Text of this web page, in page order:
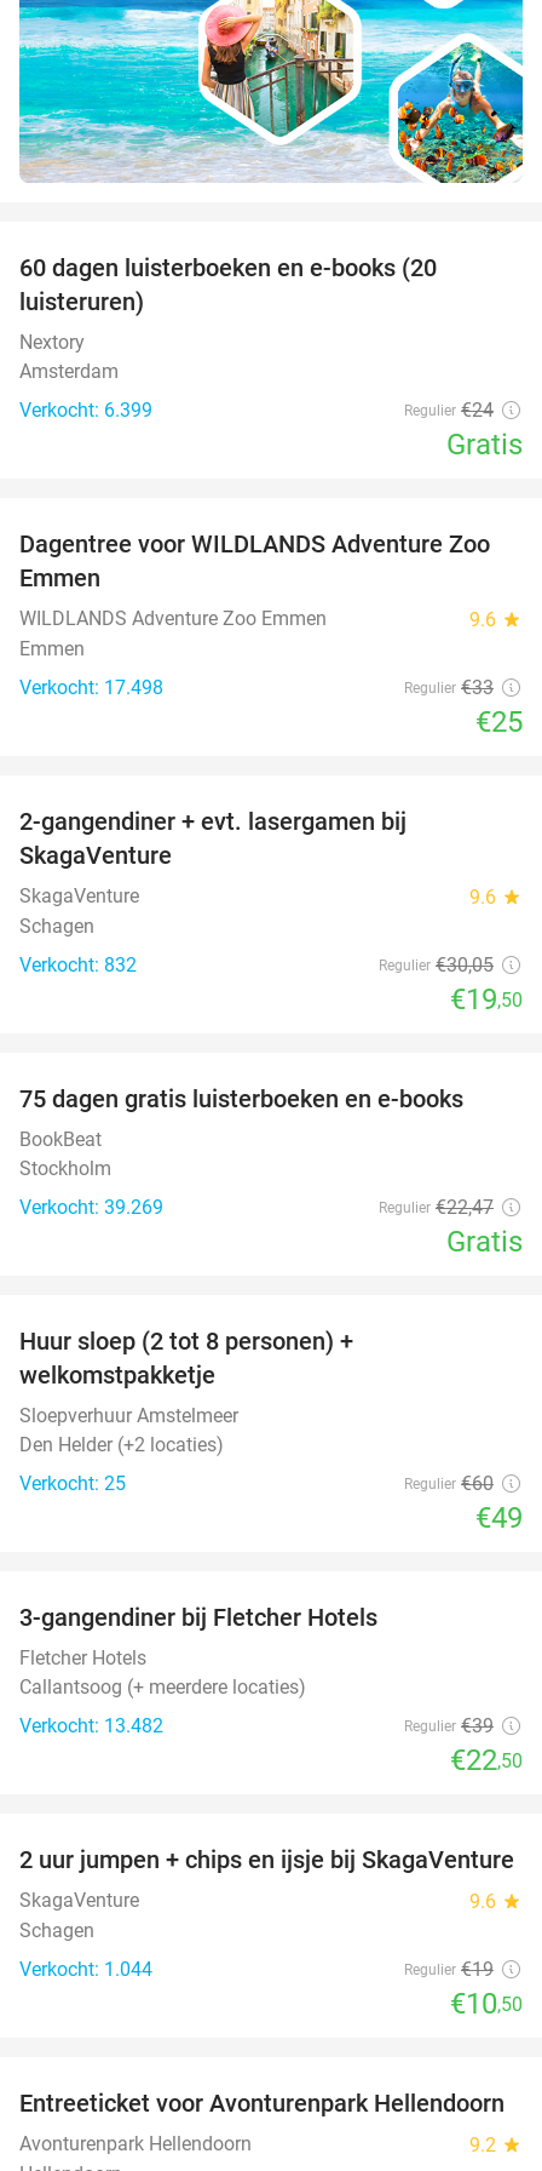
60 dagen luisterboeken en e-books (20
luisteruren)
Nextory
Amsterdam
Verkocht: 6.399
Regulier €24
Gratis
24%
Dagentree voor WILDLANDS Adventure Zoo
Emmen
WILDLANDS Adventure Zoo Emmen 9.6 star
Emmen
Verkocht: 17.498
Regulier €33
€25
2-gangendiner + evt. lasergamen bij
SkagaVenture
SkagaVenture 9.6 star
Schagen
Verkocht: 832
Regulier €30,05
€19,50
75 dagen gratis luisterboeken en e-books
BookBeat
Stockholm
Verkocht: 39.269
Regulier €22,47
Gratis
Huur sloep (2 tot 8 personen) +
welkomstpakketje
Sloepverhuur Amstelmeer
Den Helder (+2 locaties)
Verkocht: 25
Regulier €60
€49
3-gangendiner bij Fletcher Hotels
Fletcher Hotels
Callantsoog (+ meerdere locaties)
Verkocht: 13.482
Regulier €39
€22,50
45%
2 uur jumpen + chips en ijsje bij SkagaVenture
SkagaVenture 9.6 star
Schagen
Verkocht: 1.044
Regulier €19
€10,50
41%
Entreeticket voor Avonturenpark Hellendoorn
Avonturenpark Hellendoorn 9.2 star